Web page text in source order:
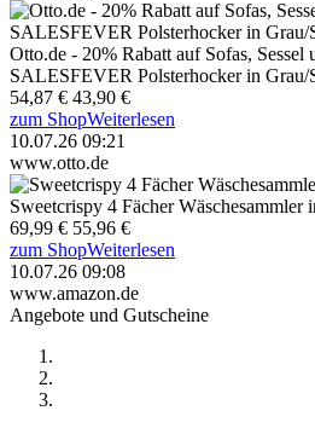
Otto.de - 20% Rabatt auf Sofas, Sessel
SALESFEVER Polsterhocker in Grau/
54,87 € 43,90 €
zum ShopWeiterlesen
10.07.26 09:21
www.otto.de
Sweetcrispy 4 Fächer Wäschesammler
69,99 € 55,96 €
zum ShopWeiterlesen
10.07.26 09:08
www.amazon.de
Angebote und Gutscheine